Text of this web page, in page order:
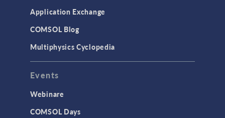
Application Exchange
COMSOL Blog
Multiphysics Cyclopedia
Events
Webinare
COMSOL Days